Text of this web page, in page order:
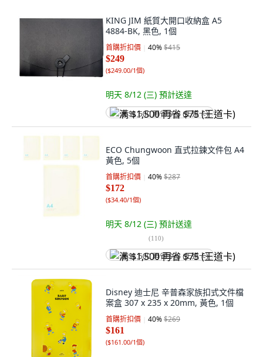
KING JIM 紙質大開口收納盒 A5
4884-BK, 黑色, 1個
首購折扣價 40%$415
$249
($249.00/1個)
明天 8/12 (三) 預計送達
满 $1,500 再省 $75 (王道卡)
ECO Chungwoon 直式拉鍊文件包 A4
黃色, 5個
首購折扣價 40%$287
$172
($34.40/1個)
明天 8/12 (三) 預計送達
(110)
满 $1,500 再省 $75 (王道卡)
Disney 迪士尼 辛普森家族扣式文件檔
案盒 307 x 235 x 20mm, 黃色, 1個
首購折扣價 40%$269
$161
($161.00/1個)